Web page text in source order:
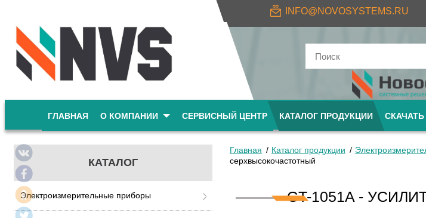
INFO@NOVOSYSTEMS.RU
ГЛАВНАЯ О КОМПАНИИ СЕРВИСНЫЙ ЦЕНТР КАТАЛОГ ПРОДУКЦИИ
КАТАЛОГ
Электроизмерительные приборы
Главная Каталог продукции
серхвысокочастотный
GT-1051A -